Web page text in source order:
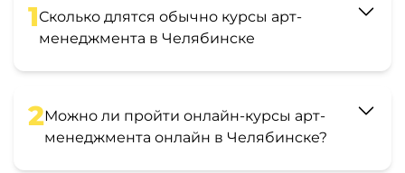
1Сколько длятся обычно курсы арт-
менеджмента в Челябинске
2Можно ли пройти онлайн-курсы арт-
менеджмента онлайн в Челябинске?